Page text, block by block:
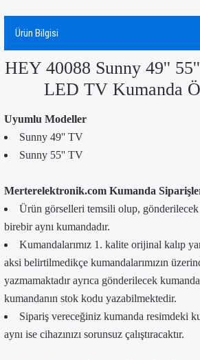
Ürün Bilgisi
HEY 40088 Sunny 49''
LED TV Kumanda
Uyumlu Modeller
Sunny 49'' TV
Sunny 55'' TV
Merterelektronik.com Kumanda
Ürün görselleri temsili olup,
birebir aynı kumandadır.
Kumandalarımız 1. kalite orijinal kalıp
aksi belirtilmedikçe kumandalarımızın
yazmamaktadır ayrıca gönderilecek
kumandanın stok kodu yazabilmektedir.
Sipariş vereceğiniz kumanda resimdeki
aynı ise cihazınızı sorunsuz çalıştıracaktır.